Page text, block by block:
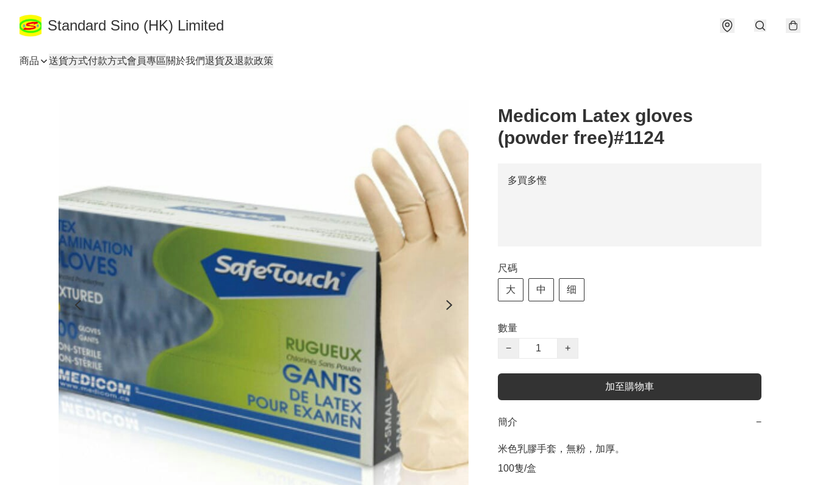
Standard Sino (HK) Limited
商品 送貨方式付款方式會員專區關於我們退貨及退款政策
Medicom Latex gloves
(powder free)#1124
多買多慳
尺碼
大 中 细
數量
−
+
加至購物車
簡介 −
米色乳膠手套，無粉，加厚。
100隻/盒